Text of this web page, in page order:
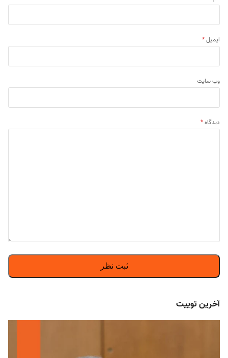
ایمیل*
وب‌ سایت
دیدگاه*
آخرین توییت